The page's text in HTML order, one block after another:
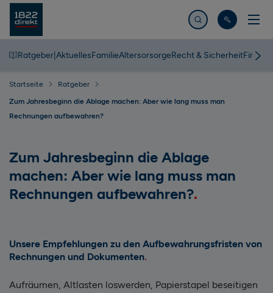
Jetzt suchen
Ratgeber AktuellesFamilieAltersorsorgeRecht & Sicherheit
Startseite
Ratgeber
Zum Jahresbeginn die Ablage machen: Aber wie lang muss man
Rechnungen aufbewahren?
Zum Jahresbeginn die Ablage
machen: Aber wie lang muss man
Rechnungen aufbewahren?
Unsere Empfehlungen zu den Aufbewahrungsfristen von
Rechnungen und Dokumenten
Aufräumen, Altlasten loswerden, Papierstapel beseitigen